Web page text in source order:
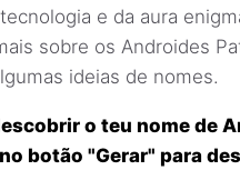
e da aura
sobre os Androides
ideias de nomes.
o teu nome de
botão "Gerar" para